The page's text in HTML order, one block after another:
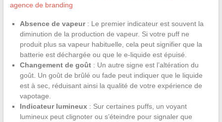
agence de branding
Absence de vapeur: Le premier indicateur est souvent la
diminution de la production de vapeur. Si votre puff ne
produit plus sa vapeur habituelle, cela peut signifier que la
batterie est déchargée ou que le e-liquide est épuisé.
Changement de goût: Un autre signe est l’altération du
goût. Un goût de brûlé ou fade peut indiquer que le liquide
est à sec, réduisant ainsi la qualité de votre expérience de
vapotage.
Indicateur lumineux: Sur certaines puffs, un voyant
lumineux peut clignoter ou s’éteindre pour signaler que